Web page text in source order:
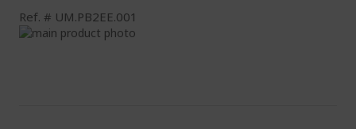
Ref. UM.PB2EE.001
Skip